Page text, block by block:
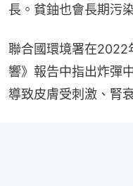
長。貧鈾也會長期污
聯合國環境署在2022
響》報告中指出炸彈
導致皮膚受刺激、腎